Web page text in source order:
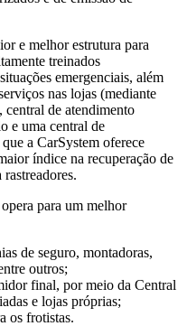
e melhor estrutura para
treinados
emergenciais, além
nas lojas (mediante
de atendimento
e uma central de
a CarSystem oferece
índice na recuperação de
para um melhor
de seguro, montadoras,
outros;
final, por meio da Central
e lojas próprias;
os frotistas.